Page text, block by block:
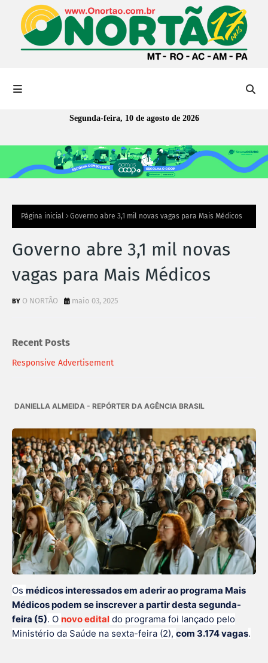
Segunda-feira, 10 de agosto de 2026
Página inicial Governo abre 3,1 mil novas vagas para Mais Médicos
Governo abre 3,1 mil novas
vagas para Mais Médicos
O NORTÃO maio 03, 2025
Recent Posts
Responsive Advertisement
DANIELLA ALMEIDA - REPÓRTER DA AGÊNCIA BRASIL
Os médicos interessados em aderir ao programa Mais
Médicos podem se inscrever a partir desta segunda-
feira (5). O novo edital do programa foi lançado pelo
Ministério da Saúde na sexta-feira (2), com 3.174 vagas.